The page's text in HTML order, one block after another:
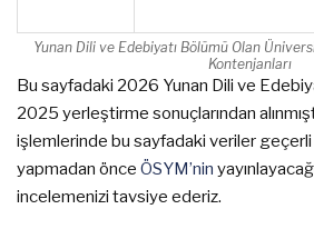
Yunan Dili ve Edebiyatı Bölümü Olan
Kontenjanları
Bu sayfadaki 2026 Yunan Dili ve
2025 yerleştirme sonuçlarından
işlemlerinde bu sayfadaki veriler geçerli
yapmadan önce ÖSYM’nin
incelemenizi tavsiye ederiz.